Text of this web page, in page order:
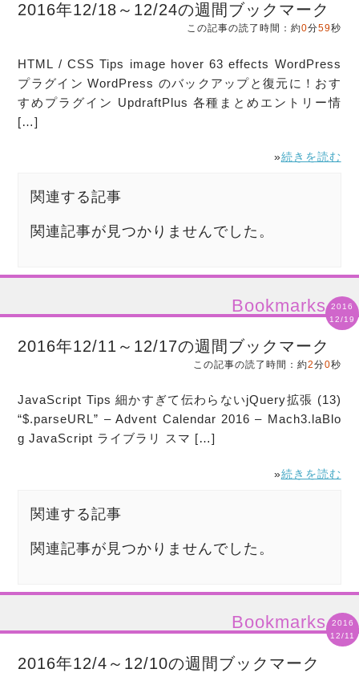
2016年12/18～12/24の週間ブックマーク
この記事の読了時間：約0分59秒
HTML / CSS Tips image hover 63 effects WordPress
プラグイン WordPress のバックアップと復元に！おす
すめプラグイン UpdraftPlus 各種まとめエントリー情
[…]
»続きを読む
関連する記事
関連記事が見つかりませんでした。
Bookmarks 2016
12/19
2016年12/11～12/17の週間ブックマーク
この記事の読了時間：約2分0秒
JavaScript Tips 細かすぎて伝わらないjQuery拡張 (13)
“$.parseURL” – Advent Calendar 2016 – Mach3.laBlo
g JavaScript ライブラリ スマ […]
»続きを読む
関連する記事
関連記事が見つかりませんでした。
Bookmarks
2016
12/11
2016年12/4～12/10の週間ブックマーク